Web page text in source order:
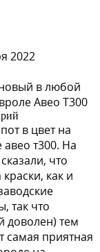
2022
в любой
Авео Т300
в цвет на
т300. На
что
как и
так что
доволен) тем
самая приятная